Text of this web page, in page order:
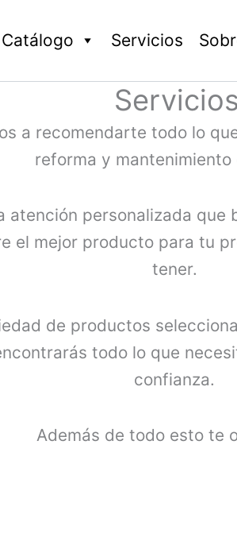
Catálogo Servicios
Servicios
a recomendarte todo lo
reforma y mantenimiento
atención personalizada
el mejor producto para tu
tener.
de productos
todo lo que
confianza.
Además de todo esto te